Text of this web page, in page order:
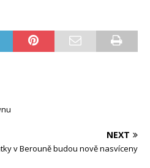
NEXT
v Berouně budou nově nasvíceny